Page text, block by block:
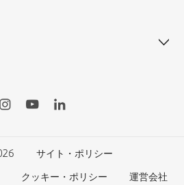
サービス
金制度
サイト・ポリシー
クッキー・ポリシー 運営会社